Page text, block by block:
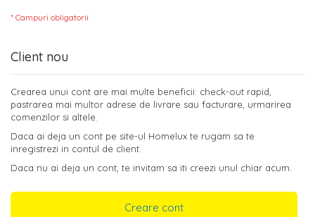
Client nou
Crearea unui cont are mai multe beneficii: check-out rapid,
pastrarea mai multor adrese de livrare sau facturare, urmarirea
comenzilor si altele.
Daca ai deja un cont pe site-ul Homelux te rugam sa te
inregistrezi in contul de client.
Daca nu ai deja un cont, te invitam sa iti creezi unul chiar acum.
Creare cont